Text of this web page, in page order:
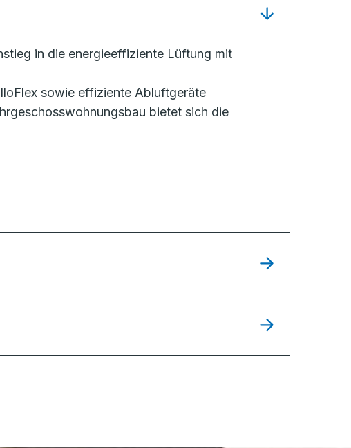
in die energieeffiziente Lüftung mit
sowie effiziente Abluftgeräte
bietet sich die